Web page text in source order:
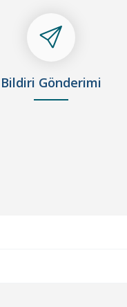
Bildiri Gönderimi